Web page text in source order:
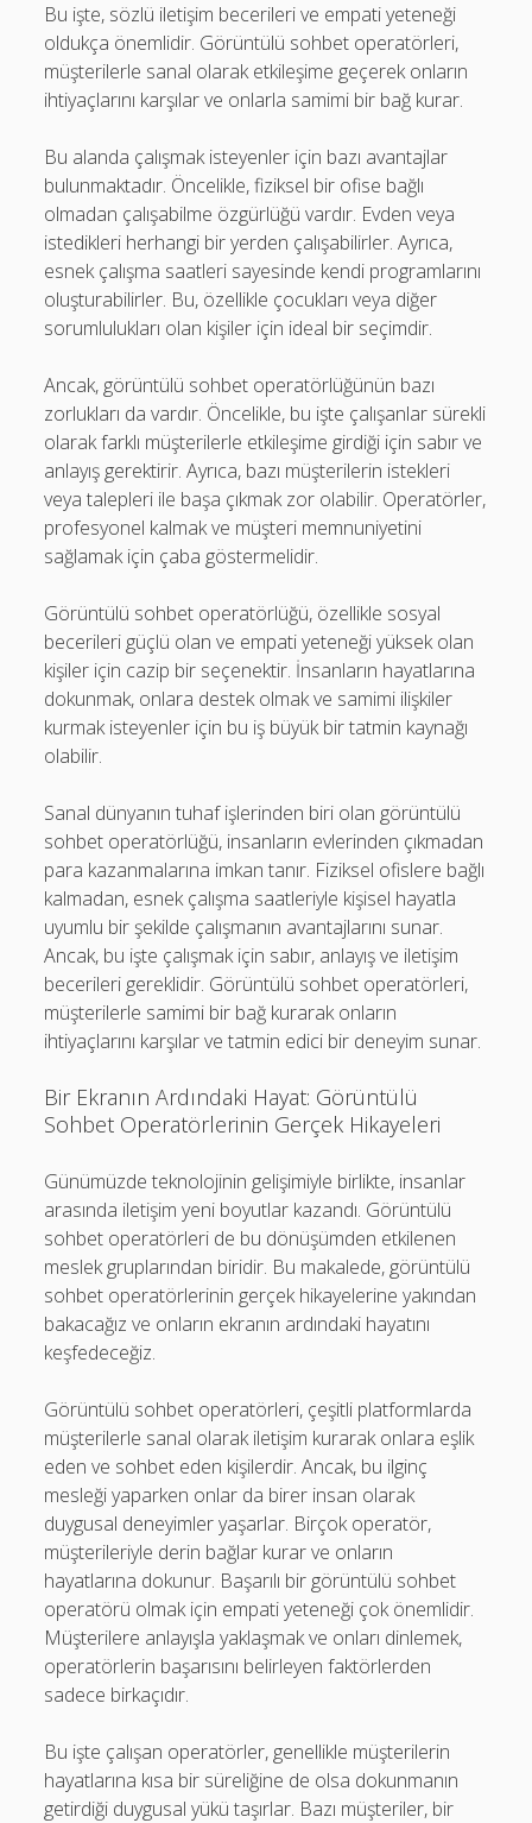
Bu işte, sözlü iletişim becerileri ve empati yeteneği
oldukça önemlidir. Görüntülü sohbet operatörleri,
müşterilerle sanal olarak etkileşime geçerek onların
ihtiyaçlarını karşılar ve onlarla samimi bir bağ kurar.
Bu alanda çalışmak isteyenler için bazı avantajlar
bulunmaktadır. Öncelikle, fiziksel bir ofise bağlı
olmadan çalışabilme özgürlüğü vardır. Evden veya
istedikleri herhangi bir yerden çalışabilirler. Ayrıca,
esnek çalışma saatleri sayesinde kendi programlarını
oluşturabilirler. Bu, özellikle çocukları veya diğer
sorumlulukları olan kişiler için ideal bir seçimdir.
Ancak, görüntülü sohbet operatörlüğünün bazı
zorlukları da vardır. Öncelikle, bu işte çalışanlar sürekli
olarak farklı müşterilerle etkileşime girdiği için sabır ve
anlayış gerektirir. Ayrıca, bazı müşterilerin istekleri
veya talepleri ile başa çıkmak zor olabilir. Operatörler,
profesyonel kalmak ve müşteri memnuniyetini
sağlamak için çaba göstermelidir.
Görüntülü sohbet operatörlüğü, özellikle sosyal
becerileri güçlü olan ve empati yeteneği yüksek olan
kişiler için cazip bir seçenektir. İnsanların hayatlarına
dokunmak, onlara destek olmak ve samimi ilişkiler
kurmak isteyenler için bu iş büyük bir tatmin kaynağı
olabilir.
Sanal dünyanın tuhaf işlerinden biri olan görüntülü
sohbet operatörlüğü, insanların evlerinden çıkmadan
para kazanmalarına imkan tanır. Fiziksel ofislere bağlı
kalmadan, esnek çalışma saatleriyle kişisel hayatla
uyumlu bir şekilde çalışmanın avantajlarını sunar.
Ancak, bu işte çalışmak için sabır, anlayış ve iletişim
becerileri gereklidir. Görüntülü sohbet operatörleri,
müşterilerle samimi bir bağ kurarak onların
ihtiyaçlarını karşılar ve tatmin edici bir deneyim sunar.
Bir Ekranın Ardındaki Hayat: Görüntülü
Sohbet Operatörlerinin Gerçek Hikayeleri
Günümüzde teknolojinin gelişimiyle birlikte, insanlar
arasında iletişim yeni boyutlar kazandı. Görüntülü
sohbet operatörleri de bu dönüşümden etkilenen
meslek gruplarından biridir. Bu makalede, görüntülü
sohbet operatörlerinin gerçek hikayelerine yakından
bakacağız ve onların ekranın ardındaki hayatını
keşfedeceğiz.
Görüntülü sohbet operatörleri, çeşitli platformlarda
müşterilerle sanal olarak iletişim kurarak onlara eşlik
eden ve sohbet eden kişilerdir. Ancak, bu ilginç
mesleği yaparken onlar da birer insan olarak
duygusal deneyimler yaşarlar. Birçok operatör,
müşterileriyle derin bağlar kurar ve onların
hayatlarına dokunur. Başarılı bir görüntülü sohbet
operatörü olmak için empati yeteneği çok önemlidir.
Müşterilere anlayışla yaklaşmak ve onları dinlemek,
operatörlerin başarısını belirleyen faktörlerden
sadece birkaçıdır.
Bu işte çalışan operatörler, genellikle müşterilerin
hayatlarına kısa bir süreliğine de olsa dokunmanın
getirdiği duygusal yükü taşırlar. Bazı müşteriler, bir